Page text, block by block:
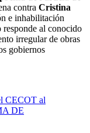
contra Cristina
e inhabilitación
al conocido
irregular de obras
gobiernos